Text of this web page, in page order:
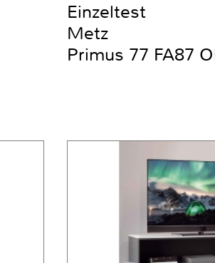
Einzeltest
Metz
Primus 77 FA87